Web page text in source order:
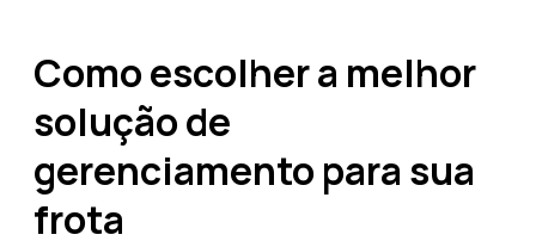
Como escolher a melhor
solução de
gerenciamento para sua
frota